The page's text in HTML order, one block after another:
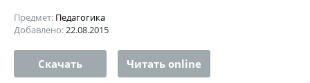
Предмет: Педагогика
Добавлено:22.08.2015
Скачать Читать online